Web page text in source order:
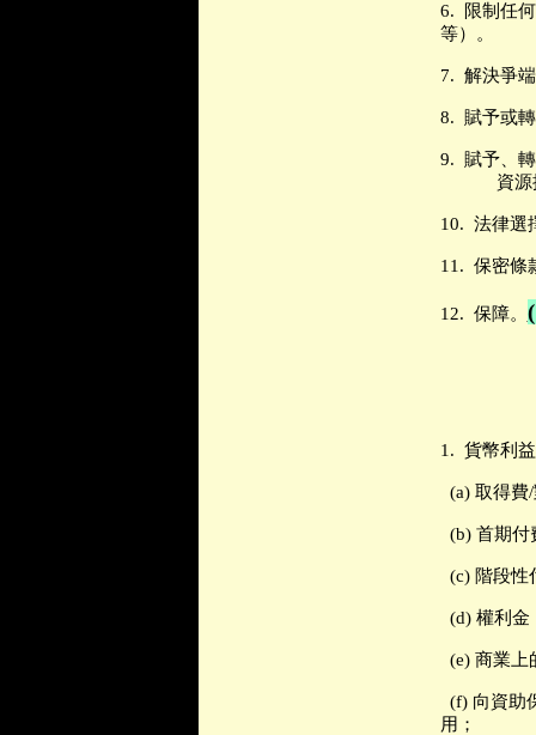
6.
限制任
等）。
7. 解決爭
8. 賦予或
9. 賦予、
資
10. 法律選
11. 保密條
12. 保障。
1. 貨幣利
(a) 取得費/
(b) 首期付
(c) 階段性
(d) 權利金
(e) 商業上
(f) 向資助
用；